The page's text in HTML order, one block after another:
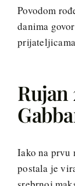
Povodom
danima
Rujan
Iako na prvu
postala je